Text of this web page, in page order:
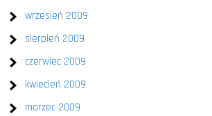
wrzesień 2009
sierpień 2009
czerwiec 2009
kwiecień 2009
marzec 2009